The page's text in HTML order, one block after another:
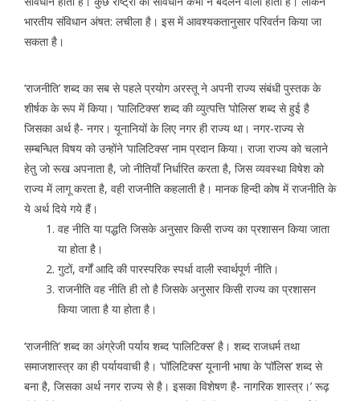
भारतीय संविधान अंषत: लचीला है। इस में आवश्यकतानुसार परिवर्तन किया जा
सकता है।
‘राजनीति’ शब्द का सब से पहले प्रयोग अरस्तू ने अपनी राज्य संबंधी पुस्तक के
शीर्षक के रूप में किया। ‘पालिटिक्स’ शब्द की व्युत्पत्ति ‘पोलिस’ शब्द से हुई है
जिसका अर्थ है- नगर। यूनानियों के लिए नगर ही राज्य था। नगर-राज्य से
सम्बन्धित विषय को उन्होंने ‘पालिटिक्स’ नाम प्रदान किया। राजा राज्य को चलाने
हेतु जो रूख अपनाता है, जो नीतियाँ निर्धारित करता है, जिस व्यवस्था विषेश को
राज्य में लागू करता है, वही राजनीति कहलाती है। मानक हिन्दी कोष में राजनीति के
ये अर्थ दिये गये हैं।
वह नीति या पद्धति जिसके अनुसार किसी राज्य का प्रशासन किया जाता
या होता है।
गुटों, वर्गों आदि की पारस्परिक स्पर्धा वाली स्वार्थपूर्ण नीति।
राजनीति वह नीति ही तो है जिसके अनुसार किसी राज्य का प्रशासन
किया जाता है या होता है।
‘राजनीति’ शब्द का अंग्रेजी पर्याय शब्द ‘पालिटिक्स’ है। शब्द राजधर्म तथा
समाजशास्त्र का ही पर्यायवाची है। ‘पॉलिटिक्स’ यूनानी भाषा के ‘पॉलिस’ शब्द से
बना है, जिसका अर्थ नगर राज्य से है। इसका विशेषण है- नागरिक शास्त्र।’ रूढ़